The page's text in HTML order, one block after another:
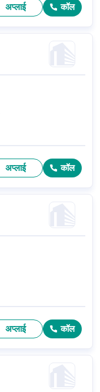
अप्लाई कॉल
अप्लाई कॉल
अप्लाई कॉल